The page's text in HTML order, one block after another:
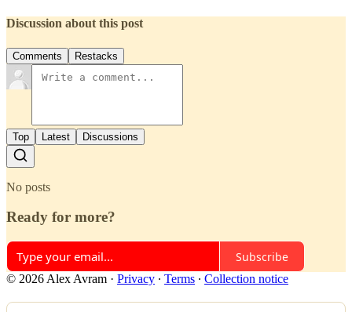
Discussion about this post
Comments Restacks
Top Latest Discussions
No posts
Ready for more?
Subscribe
© 2026 Alex Avram · Privacy ∙ Terms ∙ Collection notice